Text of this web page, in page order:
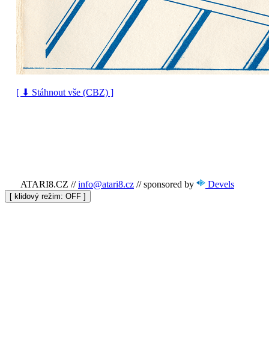
[ ⬇ Stáhnout vše (CBZ) ]
ATARI8.CZ // info@atari8.cz // sponsored by Devels
[ klidový režim: ]